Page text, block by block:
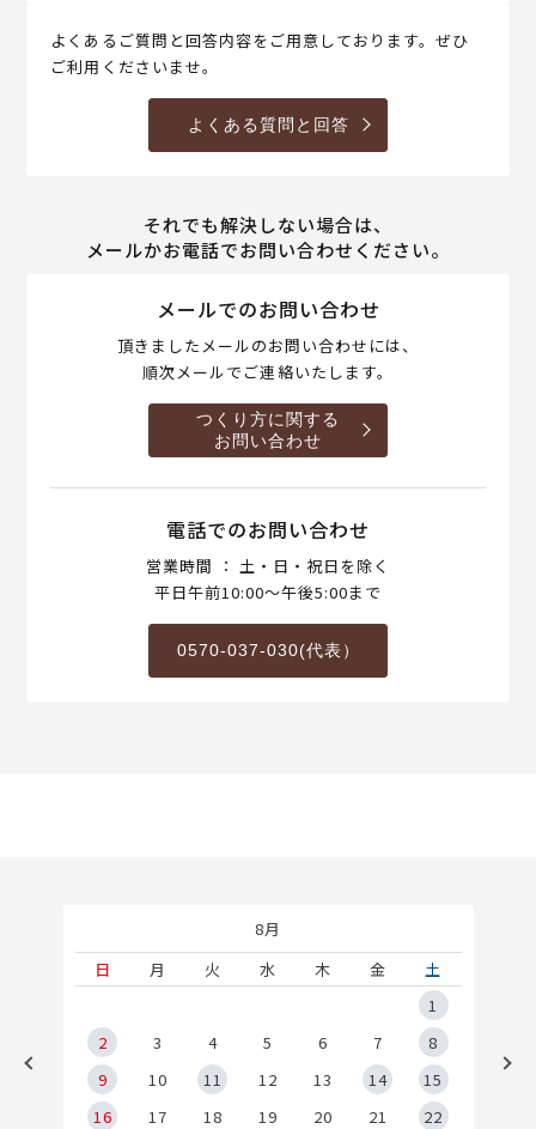
よくあるご質問と回答内容をご用意しております。ぜひ
ご利用くださいませ。
よくある質問と回答
それでも解決しない場合は、
メールかお電話でお問い合わせください。
メールでのお問い合わせ
頂きましたメールのお問い合わせには、
順次メールでご連絡いたします。
つくり方に関する
お問い合わせ
電話でのお問い合わせ
営業時間 ： 土・日・祝日を除く
平日午前10:00～午後5:00まで
0570-037-030(代表）
8月
日
月 火 水 木 金
土
1
2
3 4 5 6 7
8
9
10 11 12 13 14
15
16
17 18 19 20 21
22